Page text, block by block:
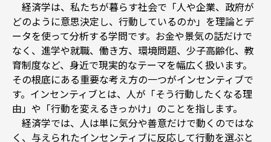
経済学は、私たちが暮らす社会で「人や企業、政府が
どのように意思決定し、行動しているのか」を理論とデ
ータを使って分析する学問です。お金や景気の話だけで
なく、進学や就職、働き方、環境問題、少子高齢化、教
育制度など、身近で現実的なテーマを幅広く扱います。
その根底にある重要な考え方の一つがインセンティブで
す。インセンティブとは、人が「そう行動したくなる理
由」や「行動を変えるきっかけ」のことを指します。
経済学では、人は単に気分や善意だけで動くのではな
く、与えられたインセンティブに反応して行動を選ぶと